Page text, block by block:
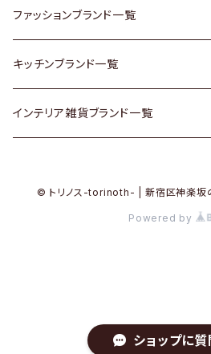
ショップに
その他家具
Vintageヴィンテージ / Antiqueアンテ
Designers / デザイナーズ
スカーフ
腕時計
Vintage / ヴィンテージ
銀製品
和物 / 作家物
その他キッチン雑貨
ACME Furniture / アクメ ファニチャー
ACTUS / アクタス
arflex / アルフレックス
ファッションブランド一覧
agnes b / アニエス ベー
BALLY / バリー
キッチンブランド一覧
ARABIA / アラビア
インテリア雑貨ブランド一覧
© トリノス-torinoth- | 新宿区神楽坂の
Powered by